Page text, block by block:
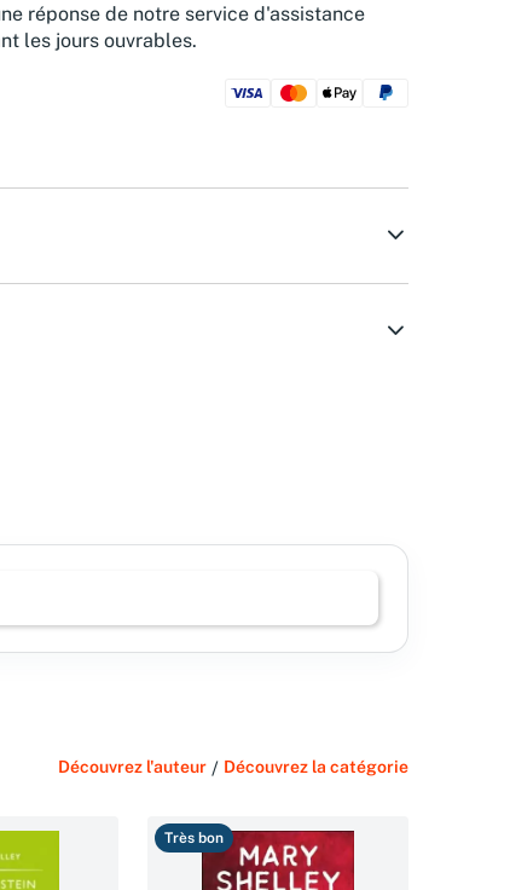
réponse de notre service d'assistance
les jours ouvrables.
Découvrez l'auteur / Découvrez la catégorie
Très bon